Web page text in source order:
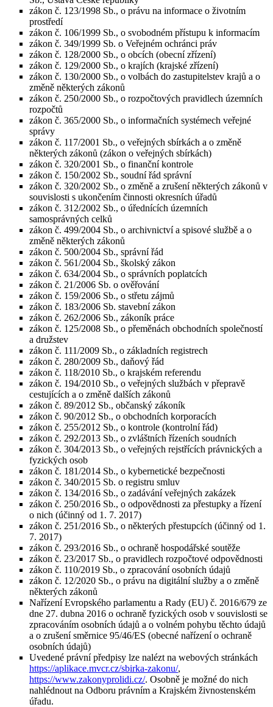
zákon č. 123/1998 Sb., o právu na informace o životním
prostředí
zákon č. 106/1999 Sb., o svobodném přístupu k informacím
zákon č. 349/1999 Sb. o Veřejném ochránci práv
zákon č. 128/2000 Sb., o obcích (obecní zřízení)
zákon č. 129/2000 Sb., o krajích (krajské zřízení)
zákon č. 130/2000 Sb., o volbách do zastupitelstev krajů a o
změně některých zákonů
zákon č. 250/2000 Sb., o rozpočtových pravidlech územních
rozpočtů
zákon č. 365/2000 Sb., o informačních systémech veřejné
správy
zákon č. 117/2001 Sb., o veřejných sbírkách a o změně
některých zákonů (zákon o veřejných sbírkách)
zákon č. 320/2001 Sb., o finanční kontrole
zákon č. 150/2002 Sb., soudní řád správní
zákon č. 320/2002 Sb., o změně a zrušení některých zákonů v
souvislosti s ukončením činnosti okresních úřadů
zákon č. 312/2002 Sb., o úřednících územních
samosprávných celků
zákon č. 499/2004 Sb., o archivnictví a spisové službě a o
změně některých zákonů
zákon č. 500/2004 Sb., správní řád
zákon č. 561/2004 Sb., školský zákon
zákon č. 634/2004 Sb., o správních poplatcích
zákon č. 21/2006 Sb. o ověřování
zákon č. 159/2006 Sb., o střetu zájmů
zákon č. 183/2006 Sb. stavební zákon
zákon č. 262/2006 Sb., zákoník práce
zákon č. 125/2008 Sb., o přeměnách obchodních společností
a družstev
zákon č. 111/2009 Sb., o základních registrech
zákon č. 280/2009 Sb., daňový řád
zákon č. 118/2010 Sb., o krajském referendu
zákon č. 194/2010 Sb., o veřejných službách v přepravě
cestujících a o změně dalších zákonů
zákon č. 89/2012 Sb., občanský zákoník
zákon č. 90/2012 Sb., o obchodních korporacích
zákon č. 255/2012 Sb., o kontrole (kontrolní řád)
zákon č. 292/2013 Sb., o zvláštních řízeních soudních
zákon č. 304/2013 Sb., o veřejných rejstřících právnických a
fyzických osob
zákon č. 181/2014 Sb., o kybernetické bezpečnosti
zákon č. 340/2015 Sb. o registru smluv
zákon č. 134/2016 Sb., o zadávání veřejných zakázek
zákon č. 250/2016 Sb., o odpovědnosti za přestupky a řízení
o nich (účinný od 1. 7. 2017)
zákon č. 251/2016 Sb., o některých přestupcích (účinný od 1.
7. 2017)
zákon č. 293/2016 Sb., o ochraně hospodářské soutěže
zákon č. 23/2017 Sb., o pravidlech rozpočtové odpovědnosti
zákon č. 110/2019 Sb., o zpracování osobních údajů
zákon č. 12/2020 Sb., o právu na digitální služby a o změně
některých zákonů
Nařízení Evropského parlamentu a Rady (EU) č. 2016/679 ze
dne 27. dubna 2016 o ochraně fyzických osob v souvislosti se
zpracováním osobních údajů a o volném pohybu těchto údajů
a o zrušení směrnice 95/46/ES (obecné nařízení o ochraně
osobních údajů)
Uvedené právní předpisy lze nalézt na webových stránkách
https://aplikace.mvcr.cz/sbirka-zakonu/,
https://www.zakonyprolidi.cz/. Osobně je možné do nich
nahlédnout na Odboru právním a Krajském živnostenském
úřadu.